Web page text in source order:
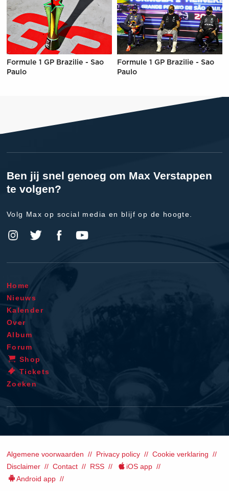
Formule 1 GP Brazilie - Sao
Paulo
Formule 1 GP Brazilie - Sao
Paulo
Ben jij snel genoeg om Max Verstappen
te volgen?
Volg Max op social media en blijf op de hoogte.
Home
Nieuws
Kalender
Over
Album
Forum
Shop
Tickets
Zoeken
Algemene voorwaarden Privacy policy
Cookie verklaring
Disclaimer
Contact RSS
iOS app
Android app